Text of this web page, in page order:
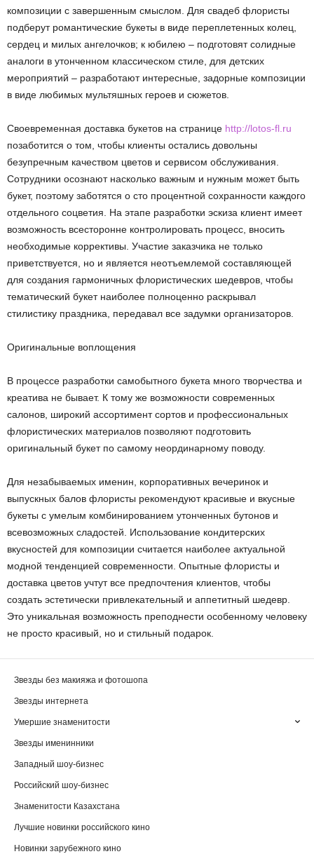
композиции с завершенным смыслом. Для свадеб флористы
подберут романтические букеты в виде переплетенных колец,
сердец и милых ангелочков; к юбилею – подготовят солидные
аналоги в утонченном классическом стиле, для детских
мероприятий – разработают интересные, задорные композиции
в виде любимых мультяшных героев и сюжетов.
Своевременная доставка букетов на странице http://lotos-fl.ru
позаботится о том, чтобы клиенты остались довольны
безупречным качеством цветов и сервисом обслуживания.
Сотрудники осознают насколько важным и нужным может быть
букет, поэтому заботятся о сто процентной сохранности каждого
отдельного соцветия. На этапе разработки эскиза клиент имеет
возможность всесторонне контролировать процесс, вносить
необходимые коррективы. Участие заказчика не только
приветствуется, но и является неотъемлемой составляющей
для создания гармоничных флористических шедевров, чтобы
тематический букет наиболее полноценно раскрывал
стилистику праздника, передавал все задумки организаторов.
Оригинальные воплощения
В процессе разработки самобытного букета много творчества и
креатива не бывает. К тому же возможности современных
салонов, широкий ассортимент сортов и профессиональных
флористических материалов позволяют подготовить
оригинальный букет по самому неординарному поводу.
Для незабываемых именин, корпоративных вечеринок и
выпускных балов флористы рекомендуют красивые и вкусные
букеты с умелым комбинированием утонченных бутонов и
всевозможных сладостей. Использование кондитерских
вкусностей для композиции считается наиболее актуальной
модной тенденцией современности. Опытные флористы и
доставка цветов учтут все предпочтения клиентов, чтобы
создать эстетически привлекательный и аппетитный шедевр.
Это уникальная возможность преподнести особенному человеку
не просто красивый, но и стильный подарок.
Звезды без макияжа и фотошопа
Звезды интернета
Умершие знаменитости
Звезды именинники
Западный шоу-бизнес
Российский шоу-бизнес
Знаменитости Казахстана
Лучшие новинки российского кино
Новинки зарубежного кино